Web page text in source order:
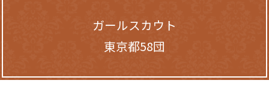
ガールスカウト
東京都58団